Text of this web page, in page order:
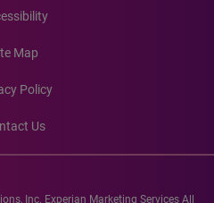
Map
Policy
Us
Inc. Experian Marketing Services All